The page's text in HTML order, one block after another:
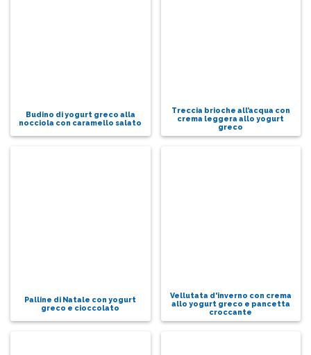
Budino di yogurt greco alla
nocciola con caramello salato
Treccia brioche all’acqua con
crema leggera allo yogurt
greco
Palline di Natale con yogurt
greco e cioccolato
Vellutata d'inverno con crema
allo yogurt greco e pancetta
croccante